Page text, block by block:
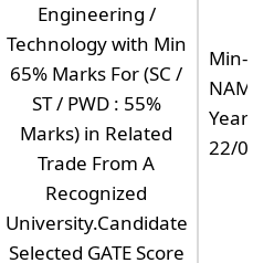
Engineering /
Technology with Min
65% Marks For (SC /
ST / PWD : 55%
Marks) in Related
Trade From A
Recognized
University.Candidate
Selected GATE Score
Min-
22/